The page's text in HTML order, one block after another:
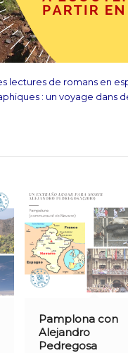
lectures de romans en
: un voyage dans
Pamplona con
Alejandro
Pedregosa